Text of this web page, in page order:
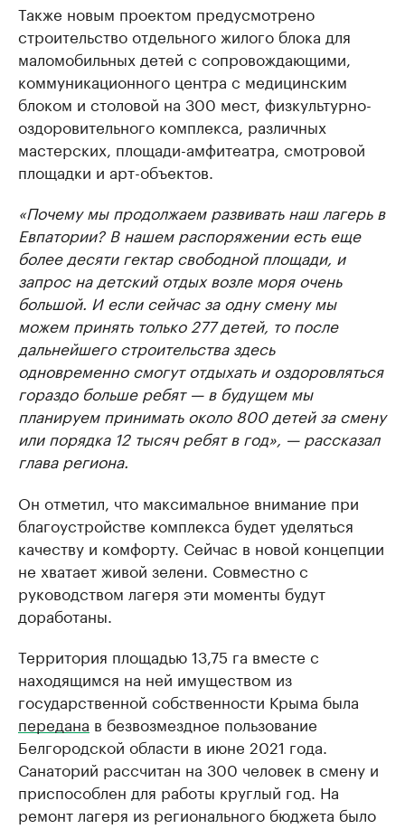
Также новым проектом предусмотрено
строительство отдельного жилого блока для
маломобильных детей с сопровождающими,
коммуникационного центра с медицинским
блоком и столовой на 300 мест, физкультурно-
оздоровительного комплекса, различных
мастерских, площади-амфитеатра, смотровой
площадки и арт-объектов.
«Почему мы продолжаем развивать наш лагерь в
Евпатории? В нашем распоряжении есть еще
более десяти гектар свободной площади, и
запрос на детский отдых возле моря очень
большой. И если сейчас за одну смену мы
можем принять только 277 детей, то после
дальнейшего строительства здесь
одновременно смогут отдыхать и оздоровляться
гораздо больше ребят — в будущем мы
планируем принимать около 800 детей за смену
или порядка 12 тысяч ребят в год», — рассказал
глава региона.
Он отметил, что максимальное внимание при
благоустройстве комплекса будет уделяться
качеству и комфорту. Сейчас в новой концепции
не хватает живой зелени. Совместно с
руководством лагеря эти моменты будут
доработаны.
Территория площадью 13,75 га вместе с
находящимся на ней имуществом из
государственной собственности Крыма была
передана в безвозмездное пользование
Белгородской области в июне 2021 года.
Санаторий рассчитан на 300 человек в смену и
приспособлен для работы круглый год. На
ремонт лагеря из регионального бюджета было